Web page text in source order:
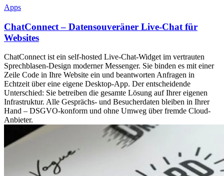
Apps
ChatConnect – Datensouveräner Live-Chat für
Websites
ChatConnect ist ein self-hosted Live-Chat-Widget im vertrauten
Sprechblasen-Design moderner Messenger. Sie binden es mit einer
Zeile Code in Ihre Website ein und beantworten Anfragen in
Echtzeit über eine eigene Desktop-App. Der entscheidende
Unterschied: Sie betreiben die gesamte Lösung auf Ihrer eigenen
Infrastruktur. Alle Gesprächs- und Besucherdaten bleiben in Ihrer
Hand – DSGVO-konform und ohne Umweg über fremde Cloud-
Anbieter.